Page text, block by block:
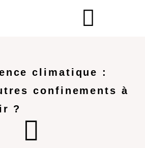
climatique :
confinements à
?